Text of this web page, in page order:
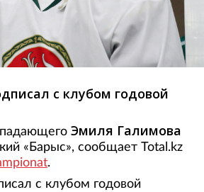
с клубом годовой
Эмиля Галимова
«Барыс», сообщает Total.kz
.
с клубом годовой